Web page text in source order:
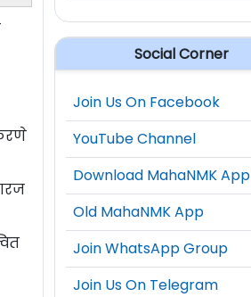
Social Corner
Join Us On Facebook
YouTube Channel
Download MahaNMK App
Old MahaNMK App
Join WhatsApp Group
Join Us On Telegram